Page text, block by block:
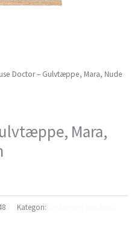
Doctor – Gulvtæppe, Mara, Nude
Mara,
Kategori: